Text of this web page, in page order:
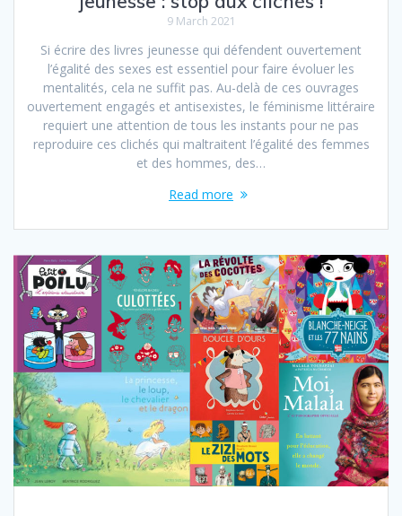
9 March 2021
Si écrire des livres jeunesse qui défendent ouvertement
l’égalité des sexes est essentiel pour faire évoluer les
mentalités, cela ne suffit pas. Au-delà de ces ouvrages
ouvertement engagés et antisexistes, le féminisme littéraire
requiert une attention de tous les instants pour ne pas
reproduire ces clichés qui maltraitent l’égalité des femmes
et des hommes, des…
Read more